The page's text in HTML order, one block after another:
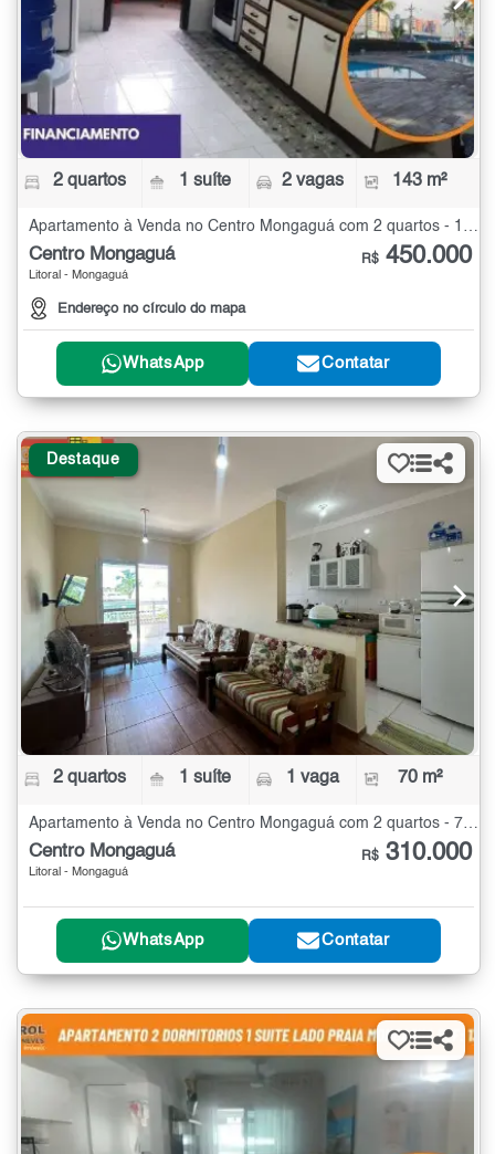
2 quartos 1 suíte 2 vagas 143 m²
Apartamento à Venda no Centro Mongaguá com 2 quartos - 143 m²
Centro Mongaguá
Litoral - Mongaguá
Endereço no círculo do mapa
R$ 450.000
WhatsApp Contatar
Destaque
2 quartos 1 suíte 1 vaga 70 m²
Centro Mongaguá
Litoral - Mongaguá
R$ 310.000
WhatsApp Contatar